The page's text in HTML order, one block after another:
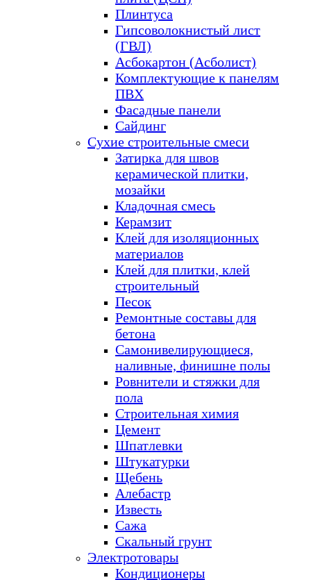
Плинтуса
Гипсоволокнистый лист
(ГВЛ)
Асбокартон (Асболист)
Комплектующие к панелям
ПВХ
Фасадные панели
Сайдинг
Сухие строительные смеси
Затирка для швов
керамической плитки,
мозайки
Кладочная смесь
Керамзит
Клей для изоляционных
материалов
Клей для плитки, клей
строительный
Песок
Ремонтные составы для
бетона
Самонивелирующиеся,
наливные, финишне полы
Ровнители и стяжки для
пола
Строительная химия
Цемент
Шпатлевки
Штукатурки
Щебень
Алебастр
Известь
Сажа
Скальный грунт
Электротовары
Кондиционеры